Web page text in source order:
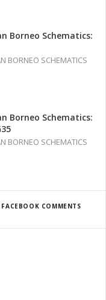
Borneo Schematics:
BORNEO SCHEMATICS
Borneo Schematics:
BORNEO SCHEMATICS
FACEBOOK COMMENTS